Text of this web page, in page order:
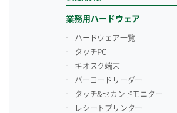
業務用ハードウェア
ハードウェア一覧
タッチPC
キオスク端末
バーコードリーダー
タッチ&セカンドモニター
レシートプリンター